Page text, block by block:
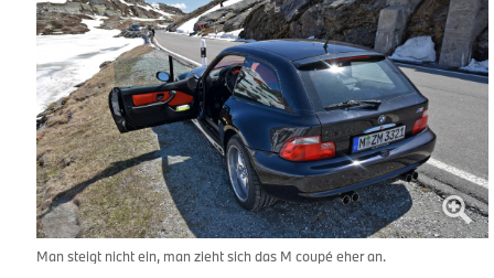
Man steigt nicht ein, man zieht sich das M coupé eher an.